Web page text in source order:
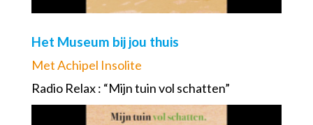
Het Museum bij jou thuis
Met Achipel Insolite
Radio Relax : “Mijn tuin vol schatten”